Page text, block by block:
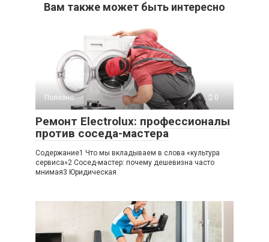
Вам также может быть интересно
Полезно 0
Ремонт Electrolux: профессионалы
против соседа-мастера
Содержание1 Что мы вкладываем в слова «культура
сервиса»2 Сосед-мастер: почему дешевизна часто
мнимая3 Юридическая